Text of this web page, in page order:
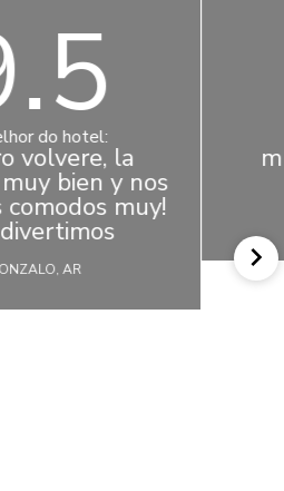
do hotel:
volvere, la
bien y nos
muy!
AR